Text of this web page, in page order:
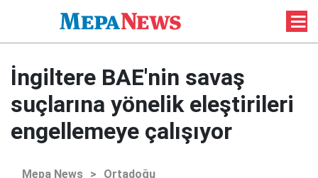
İngiltere BAE'nin savaş
suçlarına yönelik eleştirileri
engellemeye çalışıyor
Mepa News > Ortadoğu